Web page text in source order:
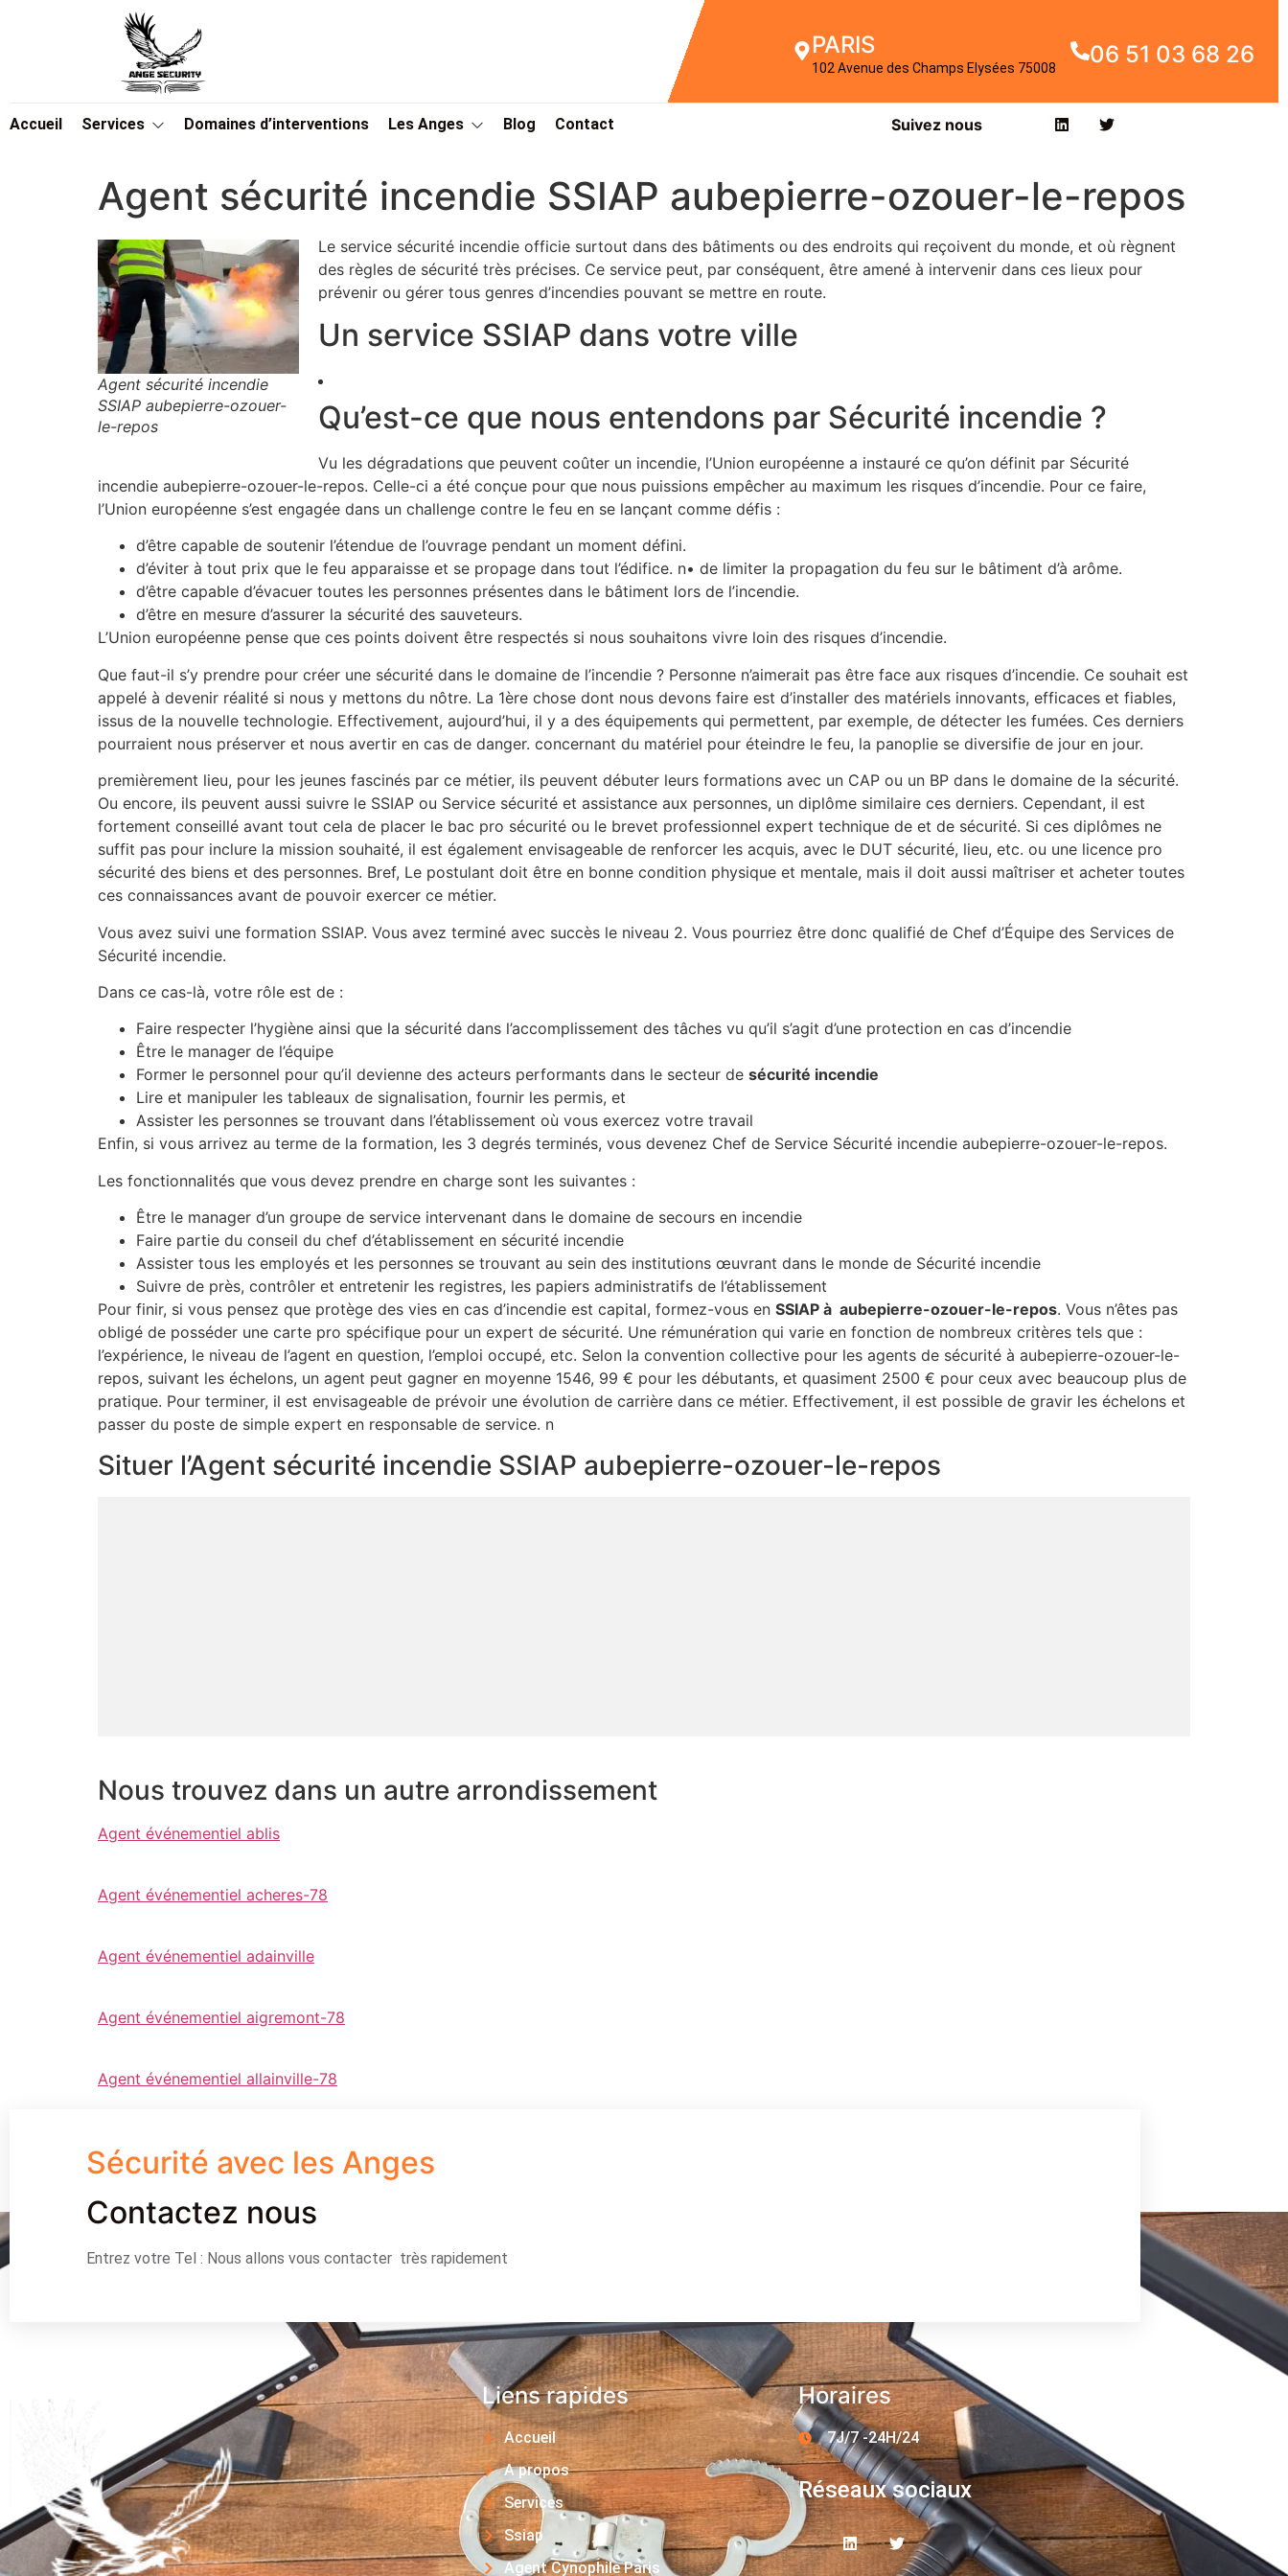
PARIS
102 Avenue des Champs Elysées 75008 06 51 03 68 26
Accueil Services Domaines d’interventions Les Anges Blog Contact Suivez nous
Agent sécurité incendie SSIAP aubepierre-ozouer-le-repos
Agent sécurité incendie
SSIAP aubepierre-ozouer-
le-repos
Le service sécurité incendie officie surtout dans des bâtiments ou des endroits qui reçoivent du monde, et où règnent
des règles de sécurité très précises. Ce service peut, par conséquent, être amené à intervenir dans ces lieux pour
prévenir ou gérer tous genres d’incendies pouvant se mettre en route.
Un service SSIAP dans votre ville
Qu’est-ce que nous entendons par Sécurité incendie ?
Vu les dégradations que peuvent coûter un incendie, l’Union européenne a instauré ce qu’on définit par Sécurité
incendie aubepierre-ozouer-le-repos. Celle-ci a été conçue pour que nous puissions empêcher au maximum les risques d’incendie. Pour ce faire,
l’Union européenne s’est engagée dans un challenge contre le feu en se lançant comme défis :
d’être capable de soutenir l’étendue de l’ouvrage pendant un moment défini.
d’éviter à tout prix que le feu apparaisse et se propage dans tout l’édifice. n• de limiter la propagation du feu sur le bâtiment d’à arôme.
d’être capable d’évacuer toutes les personnes présentes dans le bâtiment lors de l’incendie.
d’être en mesure d’assurer la sécurité des sauveteurs.
L’Union européenne pense que ces points doivent être respectés si nous souhaitons vivre loin des risques d’incendie.
Que faut-il s’y prendre pour créer une sécurité dans le domaine de l’incendie ? Personne n’aimerait pas être face aux risques d’incendie. Ce souhait est
appelé à devenir réalité si nous y mettons du nôtre. La 1ère chose dont nous devons faire est d’installer des matériels innovants, efficaces et fiables,
issus de la nouvelle technologie. Effectivement, aujourd’hui, il y a des équipements qui permettent, par exemple, de détecter les fumées. Ces derniers
pourraient nous préserver et nous avertir en cas de danger. concernant du matériel pour éteindre le feu, la panoplie se diversifie de jour en jour.
premièrement lieu, pour les jeunes fascinés par ce métier, ils peuvent débuter leurs formations avec un CAP ou un BP dans le domaine de la sécurité.
Ou encore, ils peuvent aussi suivre le SSIAP ou Service sécurité et assistance aux personnes, un diplôme similaire ces derniers. Cependant, il est
fortement conseillé avant tout cela de placer le bac pro sécurité ou le brevet professionnel expert technique de et de sécurité. Si ces diplômes ne
suffit pas pour inclure la mission souhaité, il est également envisageable de renforcer les acquis, avec le DUT sécurité, lieu, etc. ou une licence pro
sécurité des biens et des personnes. Bref, Le postulant doit être en bonne condition physique et mentale, mais il doit aussi maîtriser et acheter toutes
ces connaissances avant de pouvoir exercer ce métier.
Vous avez suivi une formation SSIAP. Vous avez terminé avec succès le niveau 2. Vous pourriez être donc qualifié de Chef d’Équipe des Services de
Sécurité incendie.
Dans ce cas-là, votre rôle est de :
Faire respecter l’hygiène ainsi que la sécurité dans l’accomplissement des tâches vu qu’il s’agit d’une protection en cas d’incendie
Être le manager de l’équipe
Former le personnel pour qu’il devienne des acteurs performants dans le secteur de sécurité incendie
Lire et manipuler les tableaux de signalisation, fournir les permis, et
Assister les personnes se trouvant dans l’établissement où vous exercez votre travail
Enfin, si vous arrivez au terme de la formation, les 3 degrés terminés, vous devenez Chef de Service Sécurité incendie aubepierre-ozouer-le-repos.
Les fonctionnalités que vous devez prendre en charge sont les suivantes :
Être le manager d’un groupe de service intervenant dans le domaine de secours en incendie
Faire partie du conseil du chef d’établissement en sécurité incendie
Assister tous les employés et les personnes se trouvant au sein des institutions œuvrant dans le monde de Sécurité incendie
Suivre de près, contrôler et entretenir les registres, les papiers administratifs de l’établissement
Pour finir, si vous pensez que protège des vies en cas d’incendie est capital, formez-vous en SSIAP à aubepierre-ozouer-le-repos. Vous n’êtes pas
obligé de posséder une carte pro spécifique pour un expert de sécurité. Une rémunération qui varie en fonction de nombreux critères tels que :
l’expérience, le niveau de l’agent en question, l’emploi occupé, etc. Selon la convention collective pour les agents de sécurité à aubepierre-ozouer-le-
repos, suivant les échelons, un agent peut gagner en moyenne 1546, 99 € pour les débutants, et quasiment 2500 € pour ceux avec beaucoup plus de
pratique. Pour terminer, il est envisageable de prévoir une évolution de carrière dans ce métier. Effectivement, il est possible de gravir les échelons et
passer du poste de simple expert en responsable de service. n
Situer l’Agent sécurité incendie SSIAP aubepierre-ozouer-le-repos
Nous trouvez dans un autre arrondissement
Agent événementiel ablis
Agent événementiel acheres-78
Agent événementiel adainville
Agent événementiel aigremont-78
Agent événementiel allainville-78
Sécurité avec les Anges
Contactez nous
Entrez votre Tel : Nous allons vous contacter très rapidement
Liens rapides
Accueil
A propos
Services
Ssiap
Agent Cynophile Paris
Horaires
7J/7 -24H/24
Réseaux sociaux